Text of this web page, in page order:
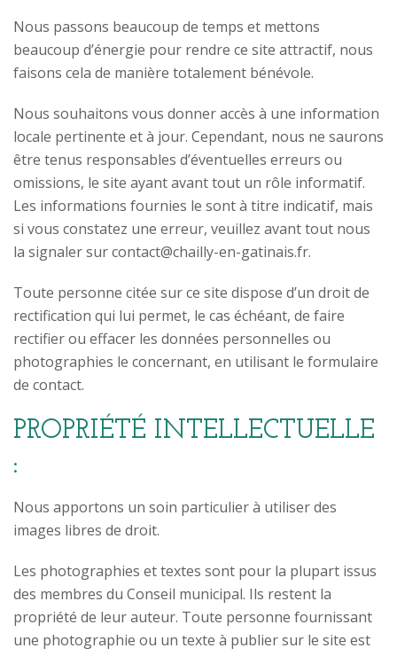
Nous passons beaucoup de temps et mettons
beaucoup d’énergie pour rendre ce site attractif, nous
faisons cela de manière totalement bénévole.
Nous souhaitons vous donner accès à une information
locale pertinente et à jour. Cependant, nous ne saurons
être tenus responsables d’éventuelles erreurs ou
omissions, le site ayant avant tout un rôle informatif.
Les informations fournies le sont à titre indicatif, mais
si vous constatez une erreur, veuillez avant tout nous
la signaler sur contact@chailly-en-gatinais.fr.
Toute personne citée sur ce site dispose d’un droit de
rectification qui lui permet, le cas échéant, de faire
rectifier ou effacer les données personnelles ou
photographies le concernant, en utilisant le formulaire
de contact.
PROPRIÉTÉ INTELLECTUELLE
:
Nous apportons un soin particulier à utiliser des
images libres de droit.
Les photographies et textes sont pour la plupart issus
des membres du Conseil municipal. Ils restent la
propriété de leur auteur. Toute personne fournissant
une photographie ou un texte à publier sur le site est